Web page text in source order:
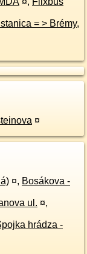
= > Brémy,
¤
¤, Bosákova -
ul. ¤,
hrádza -